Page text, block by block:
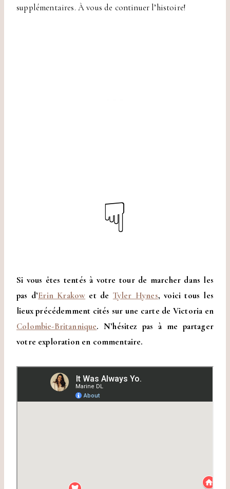
supplémentaires. À vous de continuer l’histoire!
☟
Si vous êtes tentés à votre tour de marcher dans les
pas d’Erin Krakow et de Tyler Hynes, voici tous les
lieux précédemment cités sur une carte de Victoria en
Colombie-Britannique. N’hésitez pas à me partager
votre exploration en commentaire.